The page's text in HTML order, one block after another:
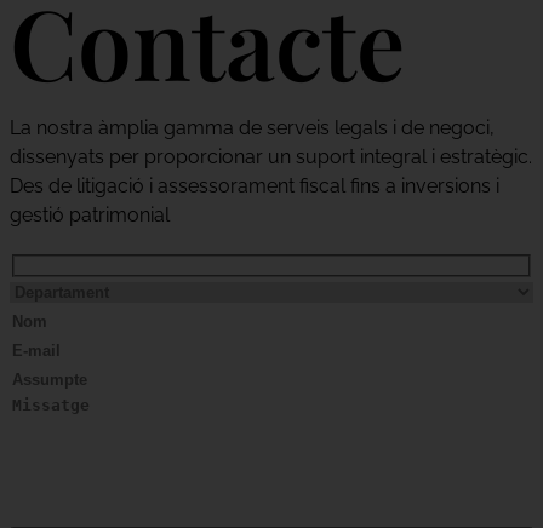
Contacte
La nostra àmplia gamma de serveis legals i de negoci,
dissenyats per proporcionar un suport integral i estratègic.
Des de litigació i assessorament fiscal fins a inversions i
gestió patrimonial